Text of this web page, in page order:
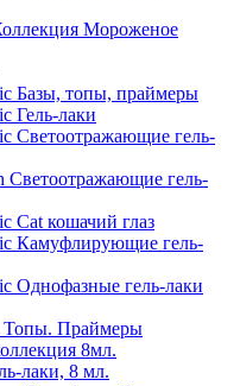
Мороженое
Базы, топы, праймеры
Гель-лаки
Светоотражающие гель-
Светоотражающие гель-
Cat кошачий глаз
Камуфлирующие гель-
Однофазные гель-лаки
Топы. Праймеры
8мл.
лаки, 8 мл.